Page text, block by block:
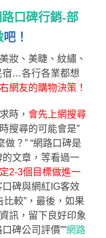
口碑行銷-部
吧！
妝、美睫、紋繡、
宿…各行各業都想
網友的購物決策！
時，會先上網搜尋
搜尋的可能會是”
做？” “網路口碑是
文章，等看過一
2-3個目標做進一
口碑與網紅IG客效
比較”，最後，如果
訊，留下良好印象
碑公司評價””網路